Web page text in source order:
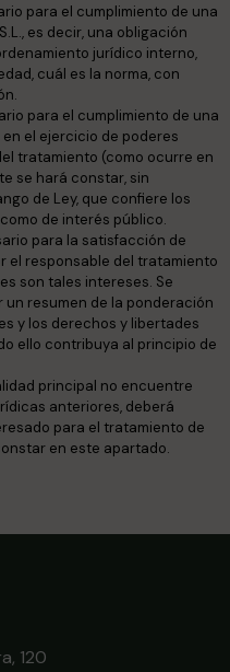
para el cumplimiento de una
es decir, una obligación
jurídico interno,
cuál es la norma, con
para el cumplimiento de una
el ejercicio de poderes
tratamiento (como ocurre en
se hará constar, sin
de Ley, que confiere los
de interés público.
para la satisfacción de
el responsable del tratamiento
son tales intereses. Se
resumen de la ponderación
y los derechos y libertades
ello contribuya al principio de
principal no encuentre
anteriores, deberá
para el tratamiento de
en este apartado.
120